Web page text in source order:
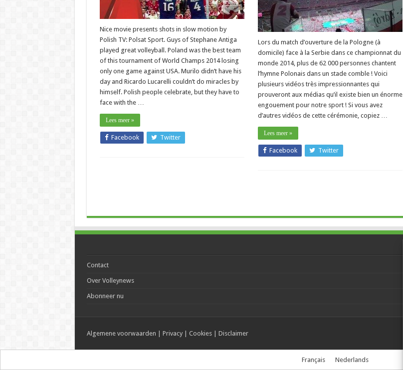
Nice movie presents shots in slow motion by
Polish TV: Polsat Sport. Guys of Stephane Antiga
played great volleyball. Poland was the best team
of this tournament of World Champs 2014 losing
only one game against USA. Murilo didn’t have his
day and Ricardo Lucarelli couldn’t do miracles by
himself. Polish people celebrate, but they have to
face with the …
Lees meer »
Facebook Twitter
Lors du match d’ouverture de la Pologne (à
domicile) face à la Serbie dans ce championnat du
monde 2014, plus de 62 000 personnes chantent
l’hymne Polonais dans un stade comble ! Voici
plusieurs vidéos très impressionnantes qui
prouveront aux médias qu’il existe bien un énorme
engouement pour notre sport ! Si vous avez
d’autres vidéos de cette cérémonie, copiez …
Lees meer »
Facebook Twitter
Contact
Over Volleynews
Abonneer nu
Algemene voorwaarden Privacy| Cookies| Disclaimer
Français Nederlands